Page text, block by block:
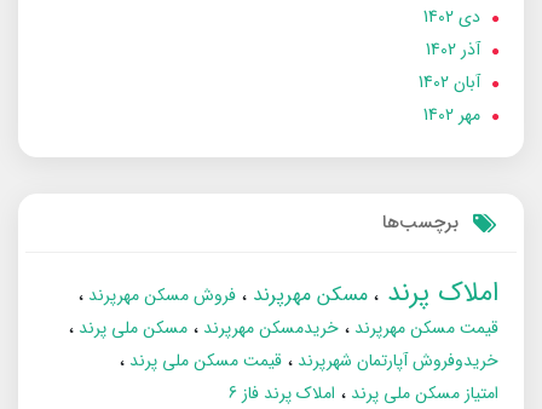
دی 1402
آذر 1402
آبان 1402
مهر 1402
برچسب‌ها
املاک پرند مسکن مهرپرند
فروش مسکن مهرپرند
قیمت مسکن مهرپرند
خریدمسکن مهرپرند
مسکن ملی پرند
خریدوفروش آپارتمان شهرپرند
قیمت مسکن ملی پرند
امتیاز مسکن ملی پرند
املاک پرند فاز 6